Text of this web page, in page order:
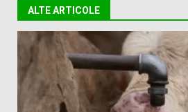
ALTE ARTICOLE